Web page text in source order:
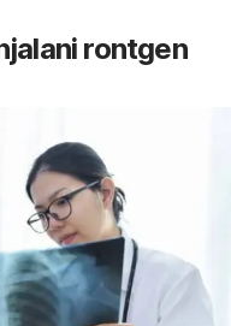
rontgen